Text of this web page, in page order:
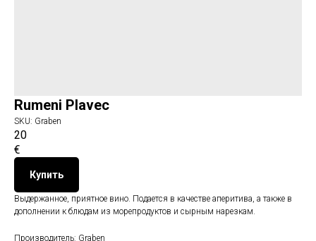
Rumeni Plavec
SKU: Graben
20
€
Купить
Выдержанное, приятное вино. Подается в качестве аперитива, а также в
дополнении к блюдам из морепродуктов и сырным нарезкам.
Производитель: Graben